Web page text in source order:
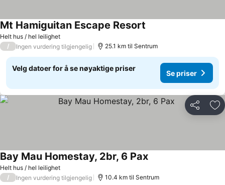
Helt hus / hel leilighet
Mt Hamiguitan Escape Resort
/ Ingen vurdering tilgjengelig 25.1 km til Sentrum
Velg datoer for å se nøyaktige priser
Se priser
Del
Helt hus / hel leilighet
Bay Mau Homestay, 2br, 6 PaxSe priser
/ Ingen vurdering tilgjengelig 10.4 km til Sentrum